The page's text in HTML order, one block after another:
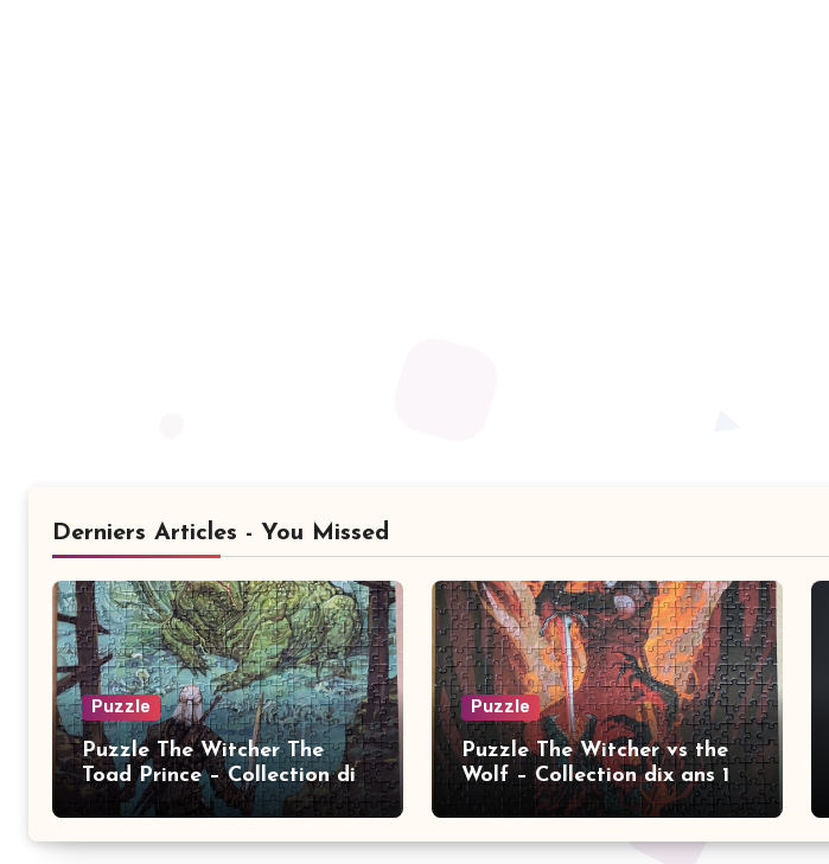
Derniers Articles - You Missed
Puzzle
Puzzle The Witcher The
Toad Prince – Collection dix
ans 2
Puzzle
Puzzle The Witcher vs the
Wolf – Collection dix ans 1